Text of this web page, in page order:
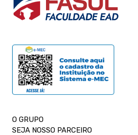
O GRUPO
SEJA NOSSO PARCEIRO